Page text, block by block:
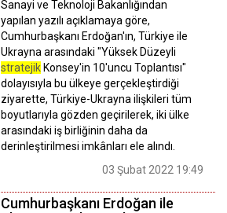
Sanayi ve Teknoloji Bakanlığından
yapılan yazılı açıklamaya göre,
Cumhurbaşkanı Erdoğan'ın, Türkiye ile
Ukrayna arasındaki "Yüksek Düzeyli
stratejik Konsey'in 10'uncu Toplantısı"
dolayısıyla bu ülkeye gerçekleştirdiği
ziyarette, Türkiye-Ukrayna ilişkileri tüm
boyutlarıyla gözden geçirilerek, iki ülke
arasındaki iş birliğinin daha da
derinleştirilmesi imkânları ele alındı.
03 Şubat 2022 19:49
Cumhurbaşkanı Erdoğan ile